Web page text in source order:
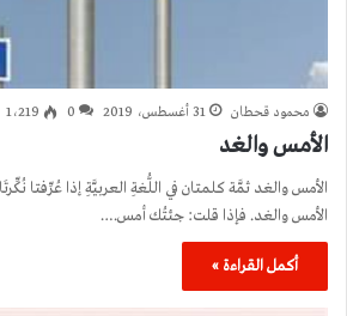
محمود قحطان 31 أغسطس، 2019 0 1٬219
الأمس والغد
الأمس والغد ثمَّة كلمتان في اللُّغةِ العربيَّةِ إذا عُرِّفتا
الأمس والغد. فإذا قلت: جئتُك أمس.…
أكمل القراءة »